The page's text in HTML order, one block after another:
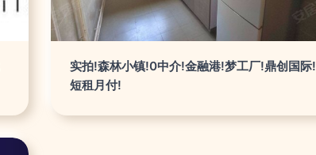
实拍!森林小镇!0中介!金融港!梦工厂!鼎创国际!
短租月付!